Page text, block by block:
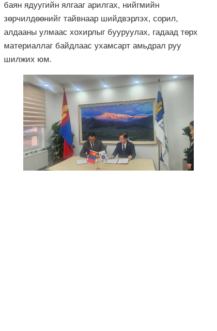
баян ядуугийн ялгааг арилгах, нийгмийн
зөрчилдөөнийг тайвнаар шийдвэрлэх, сорил,
алдааны улмаас хохирлыг бууруулах, гадаад төрх
материаллаг байдлаас ухамсарт амьдрал руу
шилжих юм.